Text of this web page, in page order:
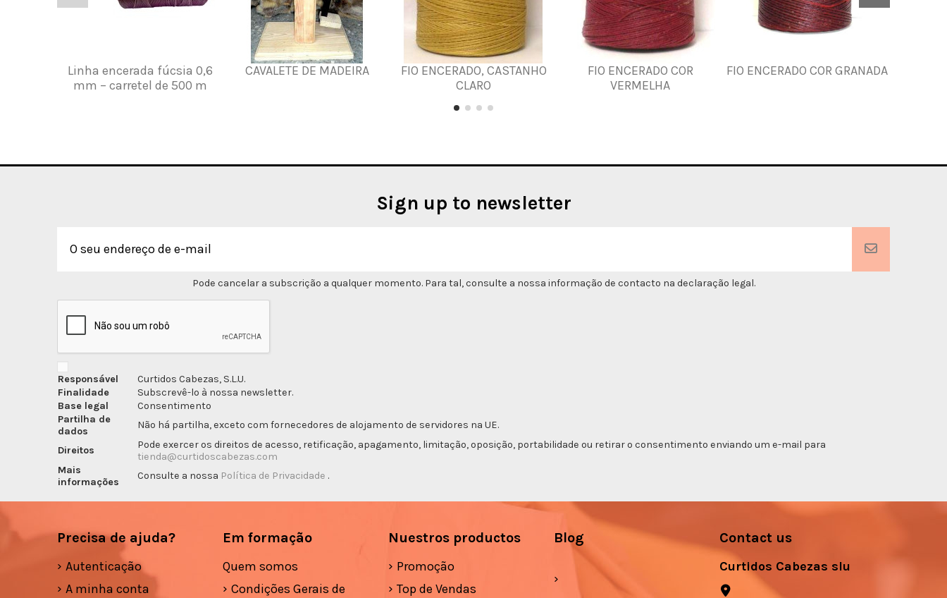
Linha encerada fúcsia 0,6
mm – carretel de 500 m
CAVALETE DE MADEIRA
FIO ENCERADO, CASTANHO
CLARO
FIO ENCERADO COR
VERMELHA
FIO ENCERADO COR GRANADA
Sign up to newsletter
Pode cancelar a subscrição a qualquer momento. Para tal, consulte a nossa informação de contacto na declaração legal.
Responsável
Curtidos Cabezas, S.L.U.
Finalidade
Subscrevê-lo à nossa newsletter.
Base legal
Consentimento
Partilha de
dados
Não há partilha, exceto com fornecedores de alojamento de servidores na UE.
Direitos
Pode exercer os direitos de acesso, retificação, apagamento, limitação, oposição, portabilidade ou retirar o consentimento enviando um e-mail para
tienda@curtidoscabezas.com
Mais
informações
Consulte a nossa Política de Privacidade .
Precisa de ajuda?
Autenticação
A minha conta
Em formação
Quem somos
Condições Gerais de
Nuestros productos
Promoção
Top de Vendas
Blog Contact us
Curtidos Cabezas slu